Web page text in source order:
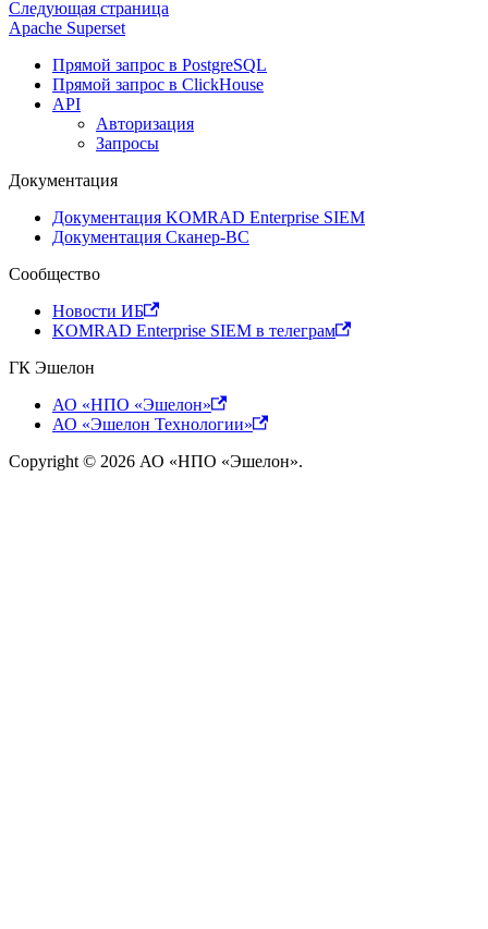
Следующая страница
Apache Superset
Прямой запрос в PostgreSQL
Прямой запрос в ClickHouse
API
Авторизация
Запросы
Документация
Документация KOMRAD Enterprise SIEM
Документация Сканер-ВС
Сообщество
Новости ИБ
KOMRAD Enterprise SIEM в телеграм
ГК Эшелон
АО «НПО «Эшелон»
АО «Эшелон Технологии»
Copyright © 2026 АО «НПО «Эшелон».